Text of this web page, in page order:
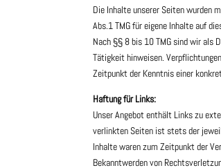
Die Inhalte unserer Seiten wurden
Abs.1 TMG für eigene Inhalte auf
Nach §§ 8 bis 10 TMG sind wir als
Tätigkeit hinweisen.
Zeitpunkt der Kenntnis einer
Haftung für Links:
Unser Angebot enthält Links zu
verlinkten Seiten ist stets der
Inhalte waren zum Zeitpunkt der
Bekanntwerden von